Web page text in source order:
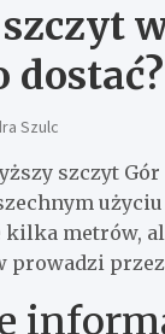
dostać?
Szulc
szczyt
metrów,